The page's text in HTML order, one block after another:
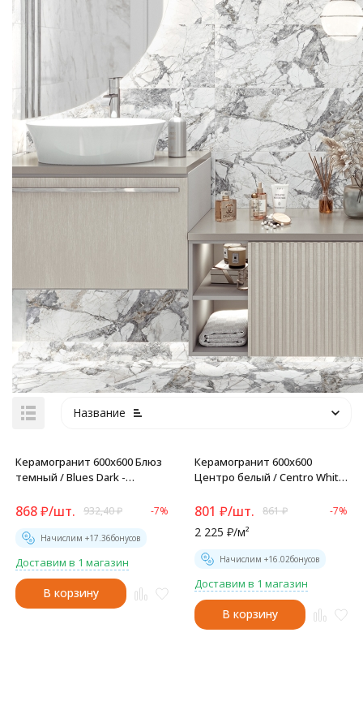
Название
Керамогранит 600x600 Блюз
темный / Blues Dark -
868₽/шт. 932,40₽ -7%
Начислим +17.36бонусов
Доставим в 1 магазин
В корзину
Керамогранит 600x600
Центро белый / Centro White
801 ₽/шт. 861₽ -7%
2 225 ₽/м²
Начислим +16.02бонусов
Доставим в 1 магазин
В корзину